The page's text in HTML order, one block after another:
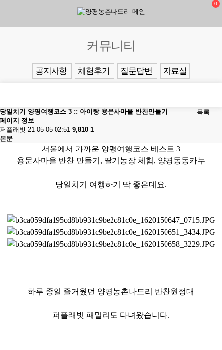
0
커뮤니티
공지사항 체험후기 질문답변 자료실
목록
당일치기 양평여행코스 3 :: 아이랑 용문사마을 반찬만들기
페이지 정보
퍼플래빗 21-05-05 02:51 9,810 1
본문
서울에서 가까운 양평여행코스 베스트 3
용문사마을 반찬 만들기, 딸기농장 체험, 양평동동카누
당일치기 여행하기 딱 좋은데요.
하루 종일 즐거웠던 양평농촌나드리 반찬원정대
퍼플래빗 패밀리도 다녀왔습니다.